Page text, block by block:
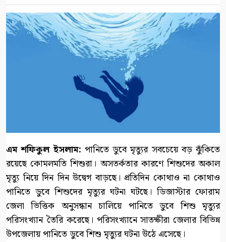
এম শফিকুল ইসলাম: পানিতে ডুবে মৃত্যুর সবচেয়ে বড় ঝুঁকিতে
রয়েছে কোমলমতি শিশুরা। অসতর্কতার কারণে শিশুদের অকাল
মৃত্যু নিয়ে দিন দিন উদ্বেগ বাড়ছে। প্রতিদিন কোথাও না কোথাও
পানিতে ডুবে শিশুদের মৃত্যুর ঘটনা ঘটছে। ডিজাস্টার ফোরাম
জেলা ভিত্তিক অনুসন্ধান চালিয়ে পানিতে ডুবে শিশু মৃত্যুর
পরিসংখ্যান তৈরি করেছে। পরিসংখ্যানে সাতক্ষীরা জেলার বিভিন্ন
উপজেলায় পানিতে ডুবে শিশু মৃত্যুর ঘটনা উঠে এসেছে।